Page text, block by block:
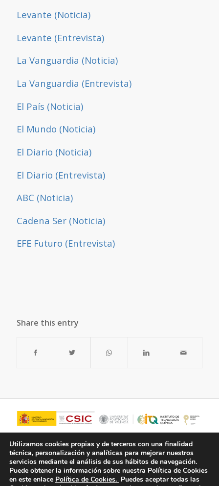
Levante (Noticia)
Levante (Entrevista)
La Vanguardia (Noticia)
La Vanguardia (Entrevista)
El País (Noticia)
El Mundo (Noticia)
El Diario (Noticia)
El Diario (Entrevista)
ABC (Noticia)
Cadena Ser (Noticia)
EFE Futuro (Entrevista)
Share this entry
Utilizamos cookies propias y de terceros con una finalidad
técnica, personalización y analíticas para mejorar nuestros
servicios mediante el análisis de sus hábitos de navegación.
Puede obtener la información sobre nuestra Política de Cookies
en este enlace Política de Cookies. Puedes aceptar todas las